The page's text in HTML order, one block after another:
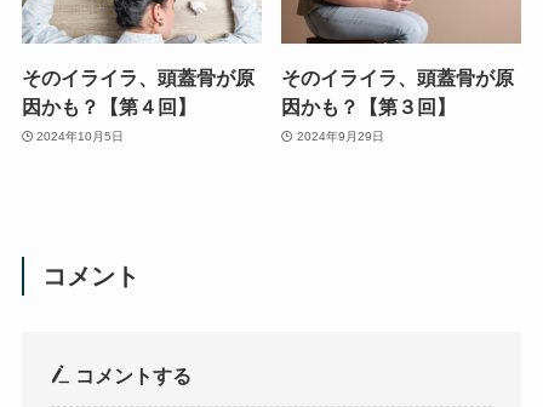
そのイライラ、頭蓋骨が原
因かも？【第４回】
2024年10月5日
そのイライラ、頭蓋骨が原
因かも？【第３回】
2024年9月29日
コメント
コメントする